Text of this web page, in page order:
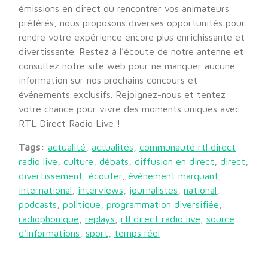
émissions en direct ou rencontrer vos animateurs
préférés, nous proposons diverses opportunités pour
rendre votre expérience encore plus enrichissante et
divertissante. Restez à l’écoute de notre antenne et
consultez notre site web pour ne manquer aucune
information sur nos prochains concours et
événements exclusifs. Rejoignez-nous et tentez
votre chance pour vivre des moments uniques avec
RTL Direct Radio Live !
Tags: actualité actualités
communauté rtl direct
radio live
culture débats diffusion en direct direct
divertissement
écouter événement marquant
international
interviews journalistes national
podcasts
politique programmation diversifiée
radiophonique
replays rtl direct radio live
source
d'informations
sport temps réel